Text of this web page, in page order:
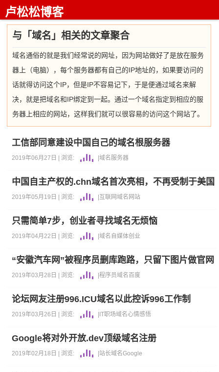
卢松松博客
与「域名」相关的文章聚合
域名通俗的就是我们经常说的网址，因为网站做好了是放在服务
器上（电脑），每个服务器都有自己的IP地址的，如果要访问的
话就得访问这个IP，但是IP不容易记下，于是便通过域名来解
决，就是把域名和IP绑定到一起。通过一个域名指定到相应的服
务器上相应的网站，这样我们就可以很容易的访问这个网站了。
工信部同意建设中国自己的域名根服务器
2019年06月27日 | 浏览: |域名服务器
中国自主产权的.chn域名首次亮相，不再受制于美国
2019年05月19日 | 浏览: 互联网域名 网站
只需简单7步，创业者寻找域名无烦恼
2019年04月22日 | 浏览: |域名 自媒体创业
“安徽汽车网”被程序员删库跑路，只留下图片做官网
2019年03月28日 | 浏览: |程序员域名 百度
论坛网友注册996.ICU域名以此控诉996工作制
2019年03月26日 | 浏览: IT职场域名心情感悟
Google将对外开放.dev顶级域名注册
2019年02月18日 | 浏览: |站长域名Google